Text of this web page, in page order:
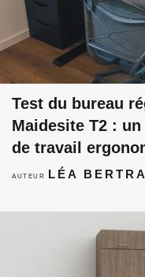
Test du bureau
Maidesite T2 :
de travail
AUTEUR LÉA